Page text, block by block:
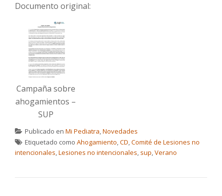
Documento original:
Campaña sobre
ahogamientos –
SUP
Publicado en Mi Pediatra,Novedades
Etiquetado como Ahogamiento,CD,Comité de Lesiones no
intencionales,Lesiones no intencionales, sup,Verano